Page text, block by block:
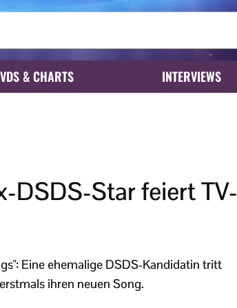
& CHARTS INTERVIEWS
DSDS-Star feiert TV-
Eine ehemalige DSDS-Kandidatin tritt
ihren neuen Song.